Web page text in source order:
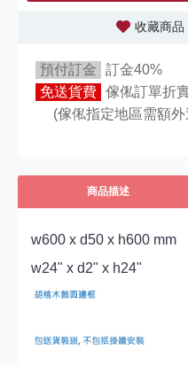
收藏商品
預付訂金
訂金40%
免送貨費 傢俬訂單折
(傢俬指定地區需額外
商品描述
w600 x d50 x h600 mm
w24" x d2" x h24"